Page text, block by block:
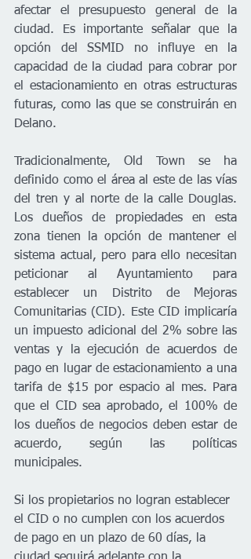
afectar el presupuesto general de la
ciudad. Es importante señalar que la
opción del SSMID no influye en la
capacidad de la ciudad para cobrar por
el estacionamiento en otras estructuras
futuras, como las que se construirán en
Delano.
Tradicionalmente, Old Town se ha
definido como el área al este de las vías
del tren y al norte de la calle Douglas.
Los dueños de propiedades en esta
zona tienen la opción de mantener el
sistema actual, pero para ello necesitan
peticionar al Ayuntamiento para
establecer un Distrito de Mejoras
Comunitarias (CID). Este CID implicaría
un impuesto adicional del 2% sobre las
ventas y la ejecución de acuerdos de
pago en lugar de estacionamiento a una
tarifa de $15 por espacio al mes. Para
que el CID sea aprobado, el 100% de
los dueños de negocios deben estar de
acuerdo, según las políticas
municipales.
Si los propietarios no logran establecer
el CID o no cumplen con los acuerdos
de pago en un plazo de 60 días, la